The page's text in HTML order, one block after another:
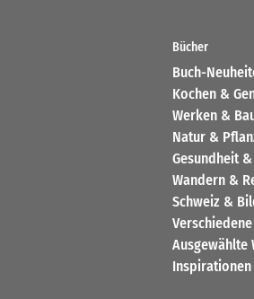
Bücher
Buch-
Kochen &
Werken &
Natur &
Gesundheit
Wandern &
Schweiz &
Ausgewählte